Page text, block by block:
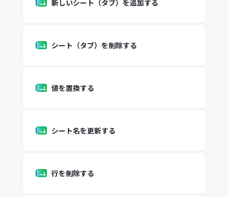
新しいシート（タブ）を追加する
シート（タブ）を削除する
値を置換する
シート名を更新する
行を削除する